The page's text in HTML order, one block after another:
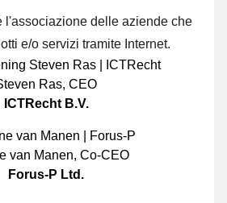
l'associazione delle aziende che
e/o servizi tramite Internet.
Ras, CEO
ICTRecht B.V.
van Manen, Co-CEO
Forus-P Ltd.